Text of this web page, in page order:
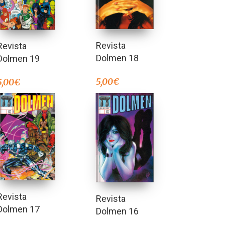
19
€
Revista
Dolmen 18
5,00€
17
Revista
Dolmen 16